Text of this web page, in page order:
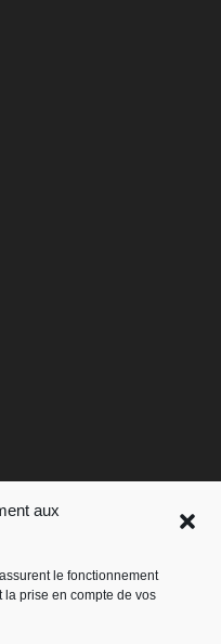
aux
le fonctionnement
la prise en compte de vos